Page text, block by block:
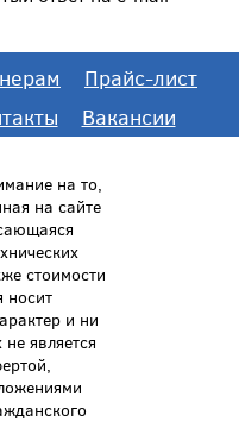
Прайс-лист
Вакансии
на то,
на сайте
стоимости
носит
и ни
является